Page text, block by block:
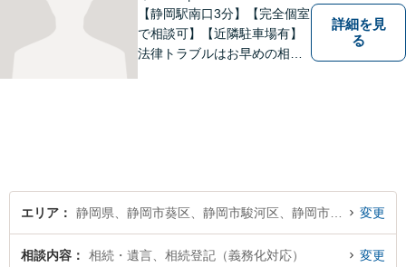
【静岡駅南口3分】【完全個室
で相談可】【近隣駐車場有】
法律トラブルはお早めの相談
詳細を見
る
エリア 変更
相談内容 相続・遺言、相続登記（義務化対応） 変更